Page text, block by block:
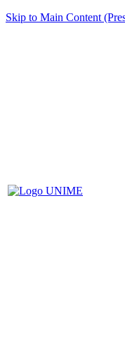
Skip to Main Content